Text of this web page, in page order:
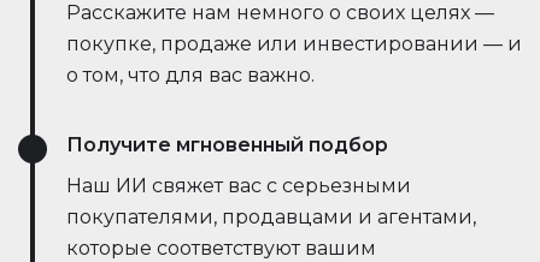
Расскажите нам немного о своих целях —
покупке, продаже или инвестировании — и
о том, что для вас важно.
Получите мгновенный подбор
Наш ИИ свяжет вас с серьезными
покупателями, продавцами и агентами,
которые соответствуют вашим